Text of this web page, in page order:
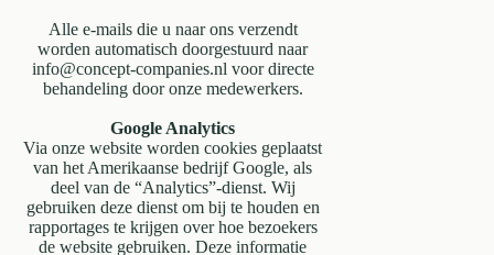
Alle e-mails die u naar ons verzendt
worden automatisch doorgestuurd naar
info@concept-companies.nl voor directe
behandeling door onze medewerkers.
Google Analytics
Via onze website worden cookies geplaatst
van het Amerikaanse bedrijf Google, als
deel van de “Analytics”-dienst. Wij
gebruiken deze dienst om bij te houden en
rapportages te krijgen over hoe bezoekers
de website gebruiken. Deze informatie